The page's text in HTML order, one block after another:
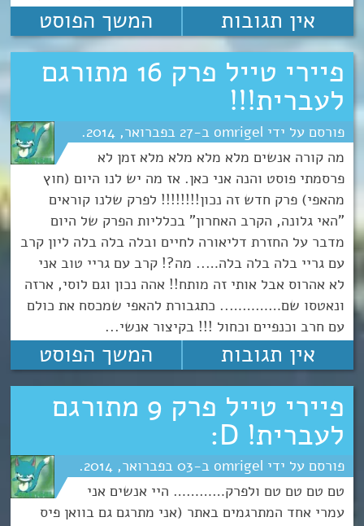
אין תגובות המשך הפוסט
פיירי טייל פרק 16 מתורגם
לעברית!!!
omrigel
27 פברואר 2014
מה קורה אנשים מלא מלא מלא מלא זמן לא
פרסמתי פוסט והנה אני כאן. אז מה יש לנו היום (חוץ
מהאפי) פרק חדש זה נכון!!!!!!!! לפרק שלנו קוראים
"האי גלונה, הקרב האחרון" בכלליות הפרק של היום
מדבר על החזרת דליאורה לחיים ובלה בלה בלה ליון קרב
עם גריי בלה בלה בלה….. מה?! קרב עם גריי טוב אני
לא אהרוס אבל אותי זה מותח!! אהה נכון וגם לוסי, ארזה
ונאטסו שם………….. כתגבורת להאפי שמכסח את כולם
עם חרב וכנפיים וכחול !!! בקיצור אנשי...
אין תגובות המשך הפוסט
פיירי טייל פרק 9 מתורגם
לעברית! D:
omrigel
03 פברואר 2014
טם טם טם טם ולפרק………… היי אנשים אני
עמרי אחד המתרגמים באתר (אני מתרגם גם בוואן פיס